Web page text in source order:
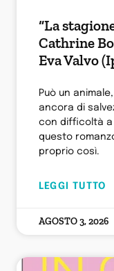
“La
Cathrine
Eva Valvo
Può un
ancora di
con difficoltà a
questo
proprio così.
LEGGI TUTTO
AGOSTO 3, 2026